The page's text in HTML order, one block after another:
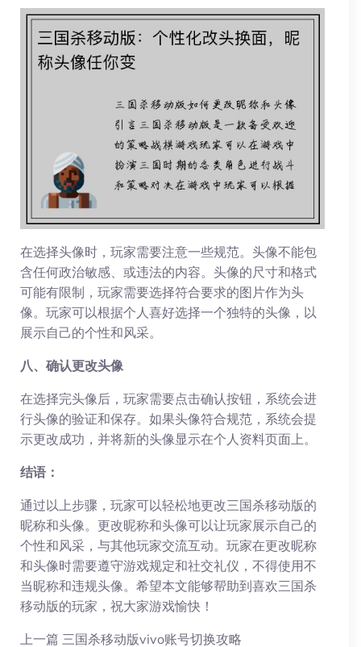
在选择头像时，玩家需要注意一些规范。头像不能包
含任何政治敏感、或违法的内容。头像的尺寸和格式
可能有限制，玩家需要选择符合要求的图片作为头
像。玩家可以根据个人喜好选择一个独特的头像，以
展示自己的个性和风采。
八、确认更改头像
在选择完头像后，玩家需要点击确认按钮，系统会进
行头像的验证和保存。如果头像符合规范，系统会提
示更改成功，并将新的头像显示在个人资料页面上。
结语：
通过以上步骤，玩家可以轻松地更改三国杀移动版的
昵称和头像。更改昵称和头像可以让玩家展示自己的
个性和风采，与其他玩家交流互动。玩家在更改昵称
和头像时需要遵守游戏规定和社交礼仪，不得使用不
当昵称和违规头像。希望本文能够帮助到喜欢三国杀
移动版的玩家，祝大家游戏愉快！
上一篇 三国杀移动版vivo账号切换攻略